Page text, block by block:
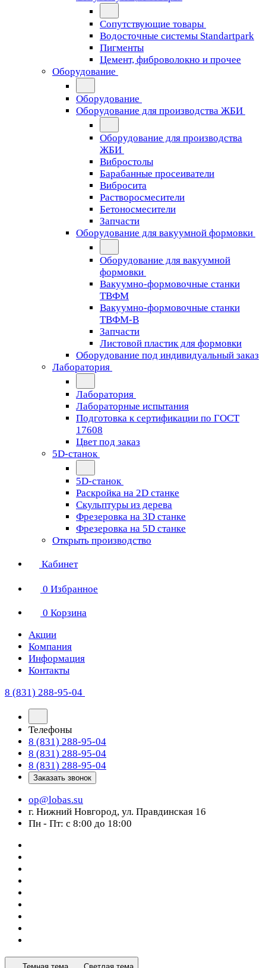
Сопутствующие товары
Водосточные системы Standartpark
Пигменты
Цемент, фиброволокно и прочее
Оборудование
Оборудование
Оборудование для производства ЖБИ
Оборудование для производства
ЖБИ
Вибростолы
Барабанные просеиватели
Вибросита
Растворосмесители
Бетоносмесители
Запчасти
Оборудование для вакуумной формовки
Оборудование для вакуумной
формовки
Вакуумно-формовочные станки
ТВФМ
Вакуумно-формовочные станки
ТВФМ-В
Запчасти
Листовой пластик для формовки
Оборудование под индивидуальный заказ
Лаборатория
Лаборатория
Лабораторные испытания
Подготовка к сертификации по ГОСТ
17608
Цвет под заказ
5D-станок
5D-станок
Раскройка на 2D станке
Скульптуры из дерева
Фрезеровка на 3D станке
Фрезеровка на 5D станке
Открыть производство
Кабинет
0 Избранное
0 Корзина
Акции
Компания
Информация
Контакты
8 (831) 288-95-04
Телефоны
8 (831) 288-95-04
8 (831) 288-95-04
8 (831) 288-95-04
Заказать звонок
op@lobas.su
г. Нижний Новгород, ул. Правдинская 16
Пн - Пт: с 8:00 до 18:00